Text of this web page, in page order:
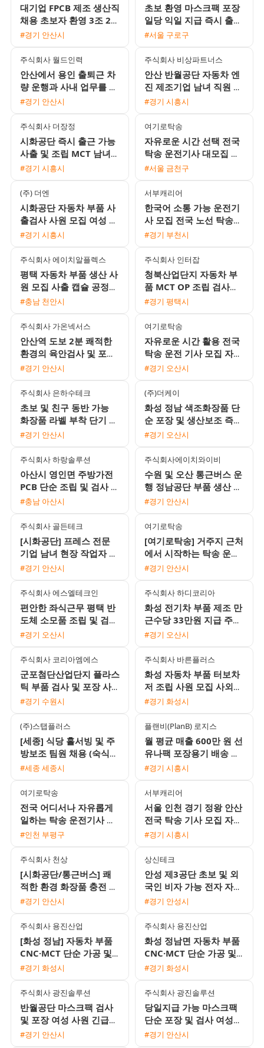
대기업 FPCB 제조 생산직
채용 초보자 환영 3조 2교
대 및 통근버스 운행
#경기 안산시
초보 환영 마스크팩 포장
일당 익일 지급 즉시 출근
가능
#서울 구로구
주식회사 월드인력
안산에서 용인 출퇴근 차
량 운행과 사내 업무를 병
행할 대형면허 소지자를
#경기 안산시
주식회사 비상파트너스
안산 반월공단 자동차 엔
진 제조기업 남녀 직원 모
집
#경기 시흥시
주식회사 더장정
시화공단 즉시 출근 가능
사출 및 조립 MCT 남녀
생산직 채용
#경기 시흥시
여기로탁송
자유로운 시간 선택 전국
탁송 운전기사 대모집 초
보 및 외국인 환영
#서울 금천구
(주) 더엔
시화공단 자동차 부품 사
출검사 사원 모집 여성 50
세 이하 주야간 주급 가능
#경기 시흥시
서부캐리어
한국어 소통 가능 운전기
사 모집 전국 노선 탁송
기사님을 기다립니다
#경기 부천시
주식회사 에이치알플렉스
평택 자동차 부품 생산 사
원 모집 사출 캡슐 공정
기숙사 제공 주급 가능
#충남 천안시
주식회사 인터잡
청북산업단지 자동차 부
품 MCT OP 조립 검사원
모집 초보가능 통근버스
#경기 평택시
주식회사 가온넥서스
안산역 도보 2분 쾌적한
환경의 육안검사 및 포장
사원 모집 정규직 전환
#경기 안산시
여기로탁송
자유로운 시간 활용 전국
탁송 운전 기사 모집 자차
없어도 초보 및 외국인 환
#경기 오산시
주식회사 은하수테크
초보 및 친구 동반 가능
화장품 라벨 부착 단기 장
기 사원 모집
#경기 안산시
(주)더케이
화성 정남 색조화장품 단
순 포장 및 생산보조 즉시
출근 사원 모집
#경기 오산시
주식회사 하랑솔루션
아산시 영인면 주방가전
PCB 단순 조립 및 검사 채
용 자차필수
#충남 아산시
주식회사에이치와이비
수원 및 오산 통근버스 운
행 정남공단 부품 생산 조
립 검사 모집
#경기 안산시
주식회사 골든테크
[시화공단] 프레스 전문
기업 남녀 현장 작업자 모
집 (초보 가능)
#경기 안산시
여기로탁송
[여기로탁송] 거주지 근처
에서 시작하는 탁송 운전
기사 모집 (일급 18만원 /
#경기 안산시
주식회사 에스엘테크인
편안한 좌식근무 평택 반
도체 소모품 조립 및 검사
주간고정 채용 상여120%
#경기 오산시
주식회사 하디코리아
화성 전기차 부품 제조 만
근수당 33만원 지급 주간
고정 사원 모집
#경기 오산시
주식회사 코리아엠에스
군포첨단산업단지 플라스
틱 부품 검사 및 포장 사
원 모집 주급 정산 가능
#경기 수원시
주식회사 바른플러스
화성 자동차 부품 터보차
저 조립 사원 모집 사외기
숙사 가능 자차 필수
#경기 화성시
(주)스탭플러스
[세종] 식당 홀서빙 및 주
방보조 팀원 채용 (숙식
지원 가능)
#세종 세종시
플랜비(PlanB) 로지스
월 평균 매출 600만 원 선
유나팩 포장용기 배송 기
사 모집 경력 무관 외국인
#경기 시흥시
여기로탁송
전국 어디서나 자유롭게
일하는 탁송 운전기사 모
집 / 월 450만원 수준 / 초
#인천 부평구
서부캐리어
서울 인천 경기 정왕 안산
전국 탁송 기사 모집 자차
없이 초보 가능
#경기 시흥시
주식회사 천상
[시화공단/통근버스] 쾌
적한 환경 화장품 충전 및
검사 여성 사원 모집 (내
#경기 안산시
상신테크
안성 제3공단 초보 및 외
국인 비자 가능 전자 자동
차 부품 조립 검수 용접
#경기 안성시
주식회사 용진산업
[화성 정남] 자동차 부품
CNC·MCT 단순 가공 및
치수 측정 생산직 모집
#경기 화성시
주식회사 용진산업
화성 정남면 자동차 부품
CNC·MCT 단순 가공 및
측정 생산직 채용
#경기 화성시
주식회사 광진솔루션
반월공단 마스크팩 검사
및 포장 여성 사원 긴급
모집
#경기 안산시
주식회사 광진솔루션
당일지급 가능 마스크팩
단순 포장 및 검사 여성
사원 채용
#경기 안산시